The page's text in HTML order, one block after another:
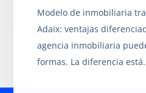
Modelo de inmobiliaria
Adaix: ventajas
agencia inmobiliaria
formas. La diferencia